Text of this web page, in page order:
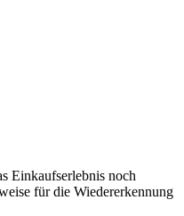
Einkaufserlebnis noch
für die Wiedererkennung